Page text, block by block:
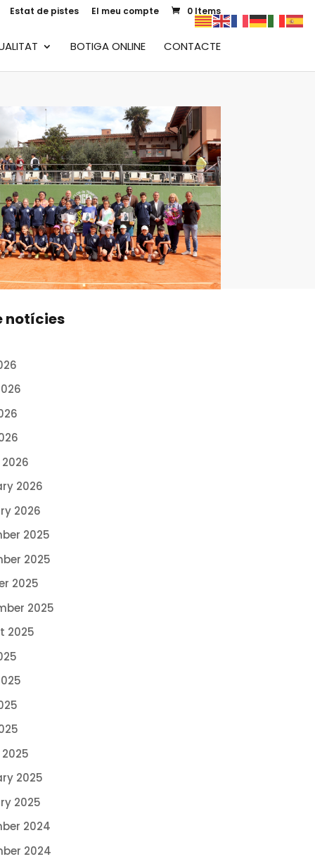
Estat de pistes El meu compte 0 Items
BOTIGA ONLINE CONTACTE
notícies
2026
2026
2025
2025
2025
2025
2025
2025
2025
2024
2024